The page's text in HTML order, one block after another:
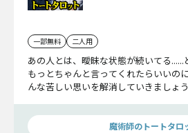
一部無料 二人用
あの人とは、曖昧な状態が続いてる......
もっとちゃんと言ってくれたらいいの
んな苦しい思いを解消していきましょ
きかまでを教えます。
魔術師のトートタロ